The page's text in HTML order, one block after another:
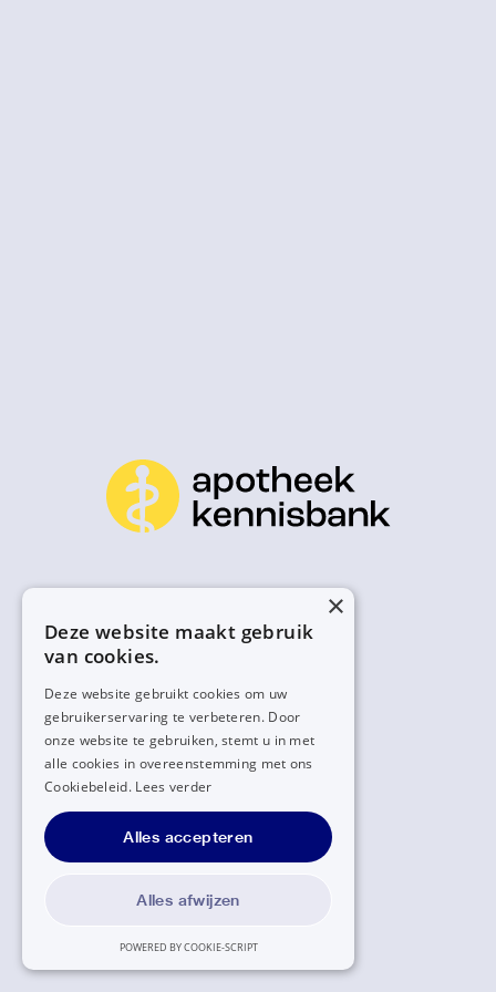
×
Deze website maakt gebruik
van cookies.
Deze website gebruikt cookies om uw
gebruikerservaring te verbeteren. Door
onze website te gebruiken, stemt u in met
alle cookies in overeenstemming met ons
Cookiebeleid. Lees verder
Alles accepteren
Alles afwijzen
POWERED BY COOKIE-SCRIPT